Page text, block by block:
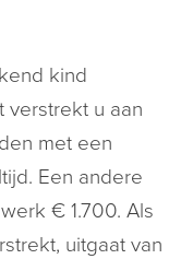
kind
verstrekt u aan
met een
Een andere
€ 1.700. Als
uitgaat van